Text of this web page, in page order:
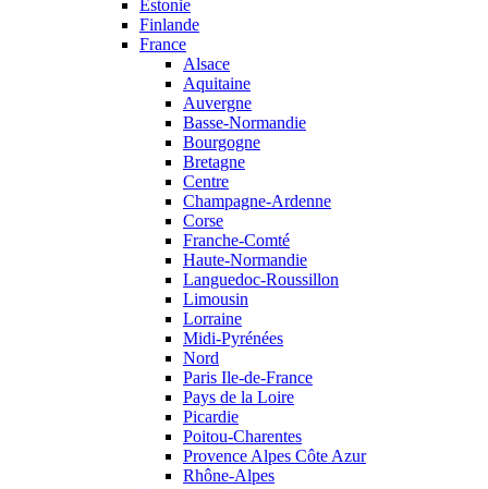
Estonie
Finlande
France
Alsace
Aquitaine
Auvergne
Basse-Normandie
Bourgogne
Bretagne
Centre
Champagne-Ardenne
Corse
Franche-Comté
Haute-Normandie
Languedoc-Roussillon
Limousin
Lorraine
Midi-Pyrénées
Nord
Paris Ile-de-France
Pays de la Loire
Picardie
Poitou-Charentes
Provence Alpes Côte Azur
Rhône-Alpes